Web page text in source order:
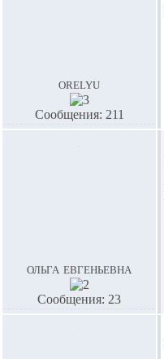
orelyu
Сообщения: 211
ольга евгеньевна
Сообщения: 23